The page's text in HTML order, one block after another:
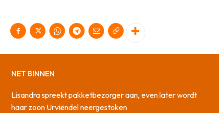
NET BINNEN
Lisandra spreekt pakketbezorger aan, even later wordt
haar zoon Urviëndel neergestoken